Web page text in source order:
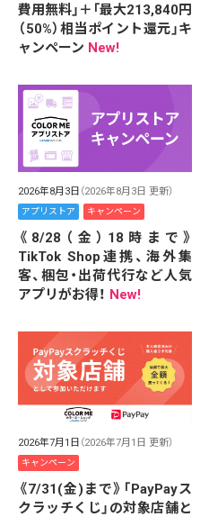
費用無料」＋「最大213,840円
（50%）相当ポイント還元」キ
ャンペーン New!
2026年8月3日 （2026年8月3日 更新）
アプリストア キャンペーン
《8/28（金）18時まで》
TikTok Shop連携、海外集
客、梱包・出荷代行など人気
アプリがお得！ New!
2026年7月1日 （2026年7月1日 更新）
キャンペーン
《7/31(金)まで》「PayPayス
クラッチくじ」の対象店舗と